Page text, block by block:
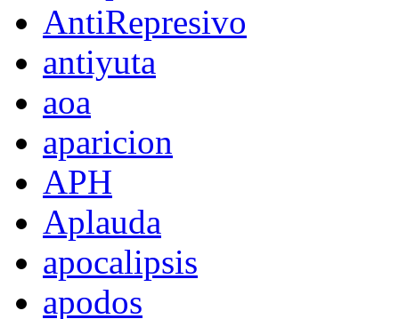
AntiRepresivo
antiyuta
aoa
aparicion
APH
Aplauda
apocalipsis
apodos